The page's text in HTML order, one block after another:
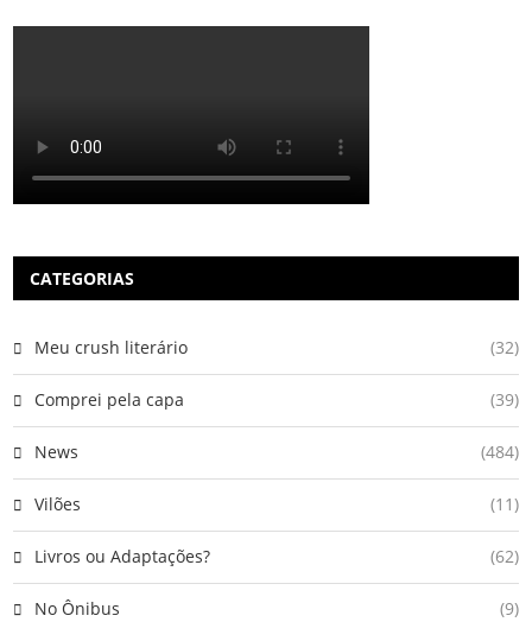
CATEGORIAS
Meu crush literário (32)
Comprei pela capa (39)
News (484)
Vilões (11)
Livros ou Adaptações? (62)
No Ônibus (9)